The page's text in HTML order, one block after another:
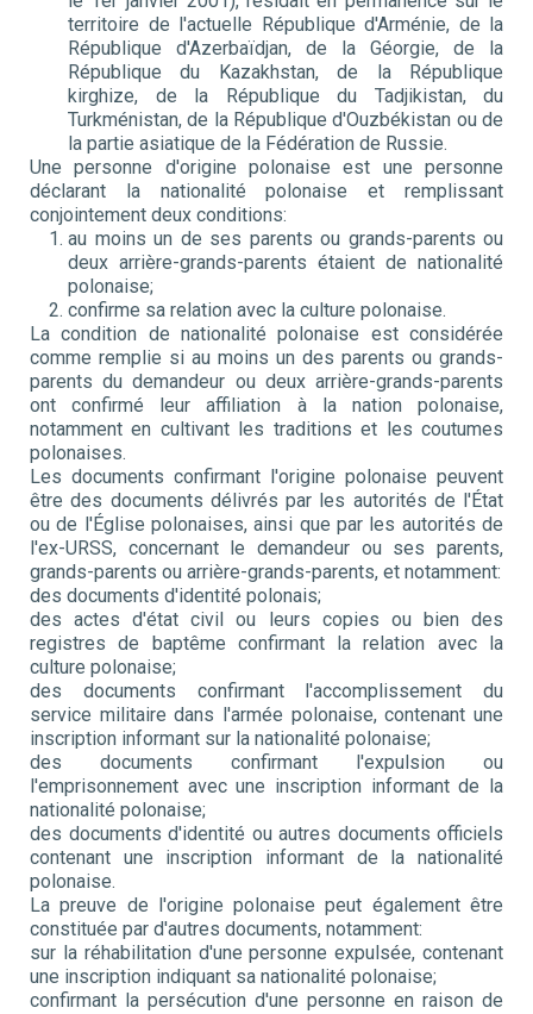
territoire de l'actuelle République d'Arménie, de la
République d'Azerbaïdjan, de la Géorgie, de la
République du Kazakhstan, de la République
kirghize, de la République du Tadjikistan, du
Turkménistan, de la République d'Ouzbékistan ou de
la partie asiatique de la Fédération de Russie.
Une personne d'origine polonaise est une personne
déclarant la nationalité polonaise et remplissant
conjointement deux conditions:
au moins un de ses parents ou grands-parents ou
deux arrière-grands-parents étaient de nationalité
polonaise;
confirme sa relation avec la culture polonaise.
La condition de nationalité polonaise est considérée
comme remplie si au moins un des parents ou grands-
parents du demandeur ou deux arrière-grands-parents
ont confirmé leur affiliation à la nation polonaise,
notamment en cultivant les traditions et les coutumes
polonaises.
Les documents confirmant l'origine polonaise peuvent
être des documents délivrés par les autorités de l'État
ou de l'Église polonaises, ainsi que par les autorités de
l'ex-URSS, concernant le demandeur ou ses parents,
grands-parents ou arrière-grands-parents, et notamment:
des documents d'identité polonais;
des actes d'état civil ou leurs copies ou bien des
registres de baptême confirmant la relation avec la
culture polonaise;
des documents confirmant l'accomplissement du
service militaire dans l'armée polonaise, contenant une
inscription informant sur la nationalité polonaise;
des documents confirmant l'expulsion ou
l'emprisonnement avec une inscription informant de la
nationalité polonaise;
des documents d'identité ou autres documents officiels
contenant une inscription informant de la nationalité
polonaise.
La preuve de l'origine polonaise peut également être
constituée par d'autres documents, notamment:
sur la réhabilitation d'une personne expulsée, contenant
une inscription indiquant sa nationalité polonaise;
confirmant la persécution d'une personne en raison de